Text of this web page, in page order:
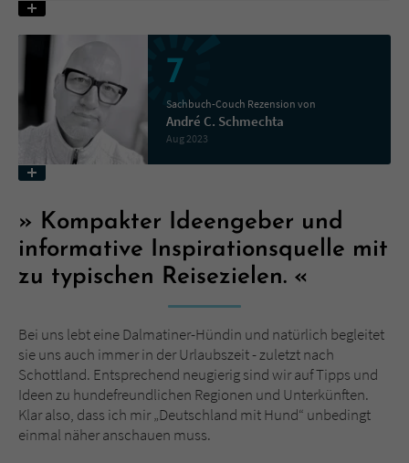
7
Sachbuch-Couch Rezension von
André C. Schmechta
Aug 2023
Kompakter Ideengeber und
informative Inspirationsquelle mit
zu typischen Reisezielen.
Bei uns lebt eine Dalmatiner-Hündin und natürlich begleitet
sie uns auch immer in der Urlaubszeit - zuletzt nach
Schottland. Entsprechend neugierig sind wir auf Tipps und
Ideen zu hundefreundlichen Regionen und Unterkünften.
Klar also, dass ich mir „Deutschland mit Hund“ unbedingt
einmal näher anschauen muss.
Name
Anbieter Literatur-Couch Medien GmbH & Co. KG
Laufzeit 1 Jahr
Zweck Cookie für Kommentare einzelner Buchtitel
Name fe_typo_user
Anbieter Literatur-Couch Medien GmbH & Co. KG
Zweck
Dieses Cookie gewährleistet die
Kommunikation der Webseite mit dem
Benutzer. Es wird benötigt um z. B. den
Sicherheitscode des Kontaktformulars zu
überprüfen.